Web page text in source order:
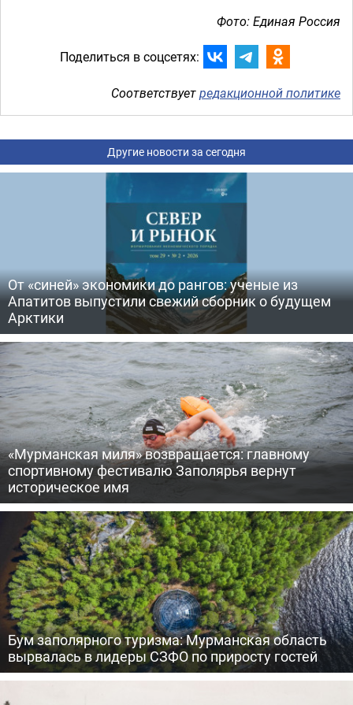
Фото: Единая Россия
Поделиться в соцсетях:
Соответствуетредакционной политике
Другие новости за сегодня
От «синей» экономики до рангов: ученые из
Апатитов выпустили свежий сборник о будущем
Арктики
«Мурманская миля» возвращается: главному
спортивному фестивалю Заполярья вернут
историческое имя
Бум заполярного туризма: Мурманская область
вырвалась в лидеры СЗФО по приросту гостей